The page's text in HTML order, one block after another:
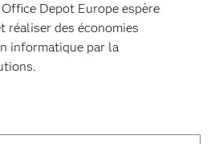
Depot Europe espère
réaliser des économies
informatique par la